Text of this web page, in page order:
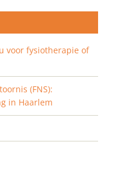
voor fysiotherapie of
(FNS):
in Haarlem